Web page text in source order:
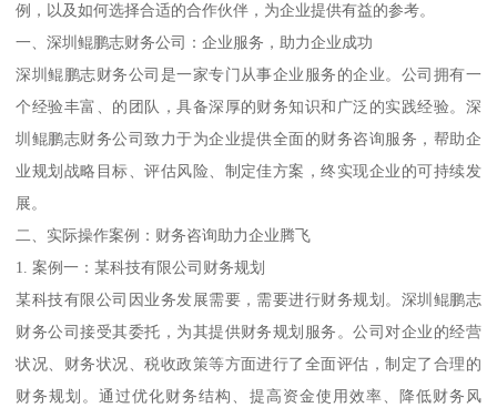
例，以及如何选择合适的合作伙伴，为企业提供有益的参考。
一、深圳鲲鹏志财务公司：企业服务，助力企业成功
深圳鲲鹏志财务公司是一家专门从事企业服务的企业。公司拥有一
个经验丰富、的团队，具备深厚的财务知识和广泛的实践经验。深
圳鲲鹏志财务公司致力于为企业提供全面的财务咨询服务，帮助企
业规划战略目标、评估风险、制定佳方案，终实现企业的可持续发
展。
二、实际操作案例：财务咨询助力企业腾飞
1. 案例一：某科技有限公司财务规划
某科技有限公司因业务发展需要，需要进行财务规划。深圳鲲鹏志
财务公司接受其委托，为其提供财务规划服务。公司对企业的经营
状况、财务状况、税收政策等方面进行了全面评估，制定了合理的
财务规划。通过优化财务结构、提高资金使用效率、降低财务风